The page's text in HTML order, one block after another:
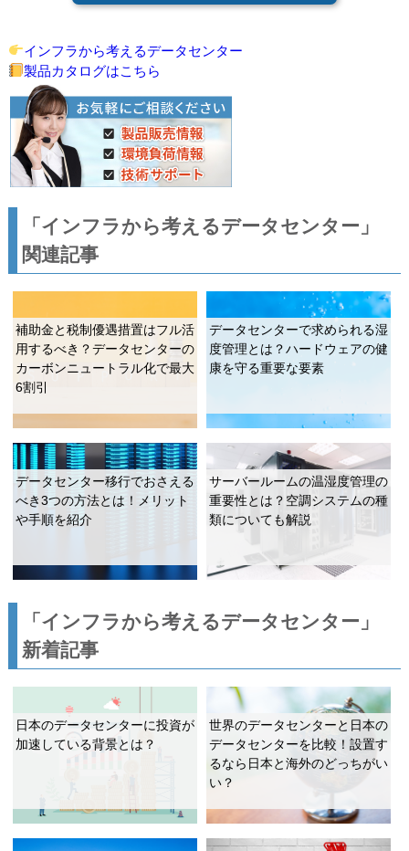
インフラから考えるデータセンター
製品カタログはこちら
「インフラから考えるデータセンター」
関連記事
補助金と税制優遇措置はフル活
用するべき？データセンターの
カーボンニュートラル化で最大
6割引
データセンターで求められる湿
度管理とは？ハードウェアの健
康を守る重要な要素
データセンター移行でおさえる
べき3つの方法とは！メリット
や手順を紹介
サーバールームの温湿度管理の
重要性とは？空調システムの種
類についても解説
「インフラから考えるデータセンター」
新着記事
日本のデータセンターに投資が
加速している背景とは？
世界のデータセンターと日本の
データセンターを比較！設置す
るなら日本と海外のどっちがい
い？